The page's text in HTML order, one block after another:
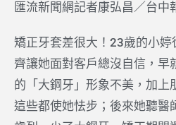
匯流新聞網記者康弘昌／台中
矯正牙套差很大！23歲的小
齊讓她面對客戶總沒自信，早
的「大鋼牙」形象不美，加上
這些都使她怯步；後來她聽醫